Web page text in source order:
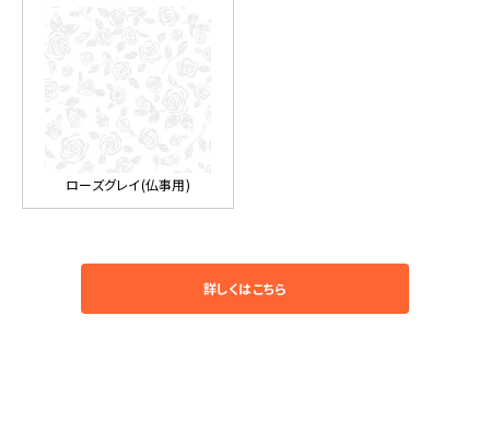
ローズグレイ(仏事用)
詳しくはこちら